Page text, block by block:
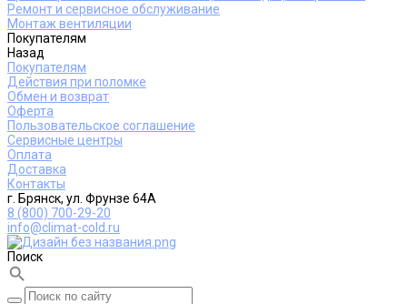
Ремонт и сервисное обслуживание
Монтаж вентиляции
Покупателям
Назад
Покупателям
Действия при поломке
Обмен и возврат
Оферта
Пользовательское соглашение
Сервисные центры
Оплата
Доставка
Контакты
г. Брянск, ул. Фрунзе 64А
8 (800) 700-29-20
info@climat-cold.ru
Поиск